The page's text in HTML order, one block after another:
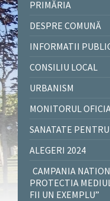
PRIMĂRIA
DESPRE COMUNĂ
INFORMATII
CONSILIU LOCAL
URBANISM
MONITORUL
SANATATE
ALEGERI 2024
CAMPANIA
PROTECTIA
FII UN EXEMPLU”